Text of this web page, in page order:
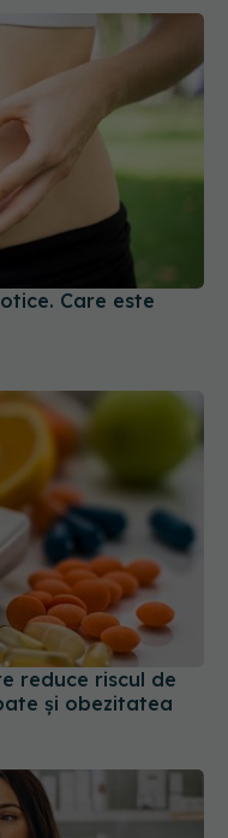
Care este
reduce riscul de
și obezitatea